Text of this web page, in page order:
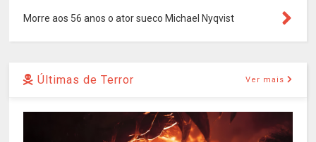
Morre aos 56 anos o ator sueco Michael Nyqvist
Últimas de Terror Ver mais